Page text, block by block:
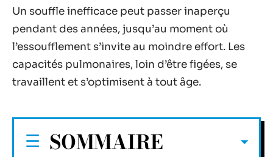
Un souffle inefficace peut passer inaperçu
pendant des années, jusqu’au moment où
l’essoufflement s’invite au moindre effort. Les
capacités pulmonaires, loin d’être figées, se
travaillent et s’optimisent à tout âge.
SOMMAIRE